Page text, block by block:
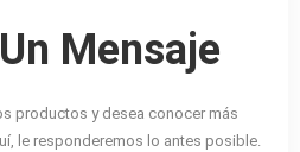
Un Mensaje
productos y desea conocer más
le responderemos lo antes posible.